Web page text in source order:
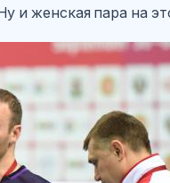
и женская пара на